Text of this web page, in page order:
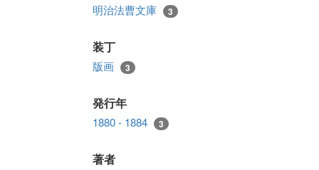
明治法曹文庫 3
装丁
版画 3
発行年
1880 - 1884 3
著者